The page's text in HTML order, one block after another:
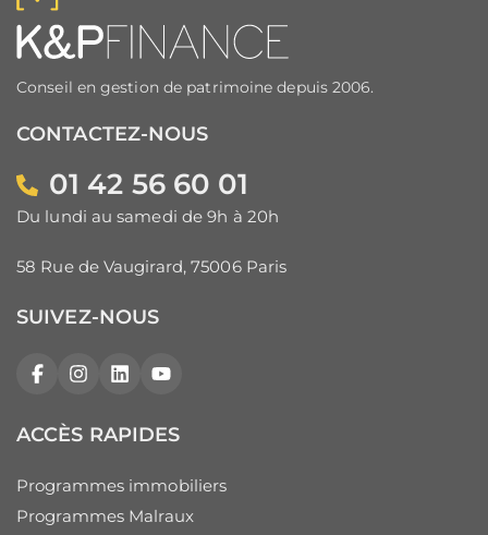
Conseil en gestion de patrimoine depuis 2006.
CONTACTEZ-NOUS
01 42 56 60 01
Du lundi au samedi de 9h à 20h
58 Rue de Vaugirard, 75006 Paris
SUIVEZ-NOUS
FacebookInstagram
LinkedInYouTube
ACCÈS RAPIDES
Programmes immobiliers
Programmes Malraux